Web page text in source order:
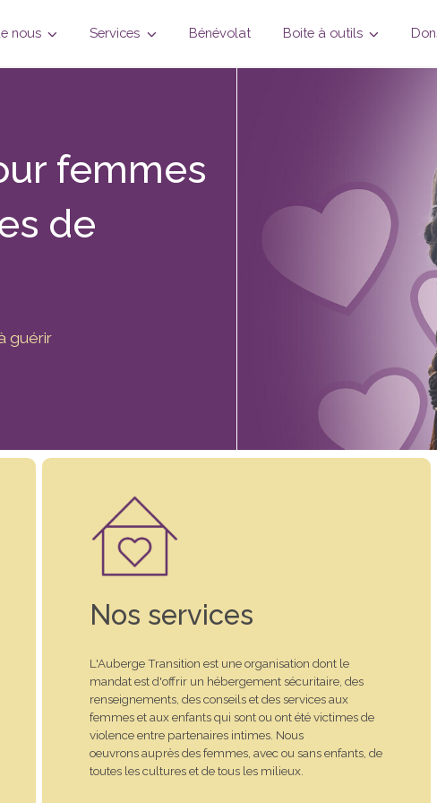
nous Services Bénévolat Boite à outils
femmes
de
guérir
Nos services
L'Auberge Transition est une organisation dont le
mandat est d'offrir un hébergement sécuritaire, des
renseignements, des conseils et des services aux
femmes et aux enfants qui sont ou ont été victimes de
violence entre partenaires intimes. Nous
oeuvrons auprès des femmes, avec ou sans enfants, de
toutes les cultures et de tous les milieux.